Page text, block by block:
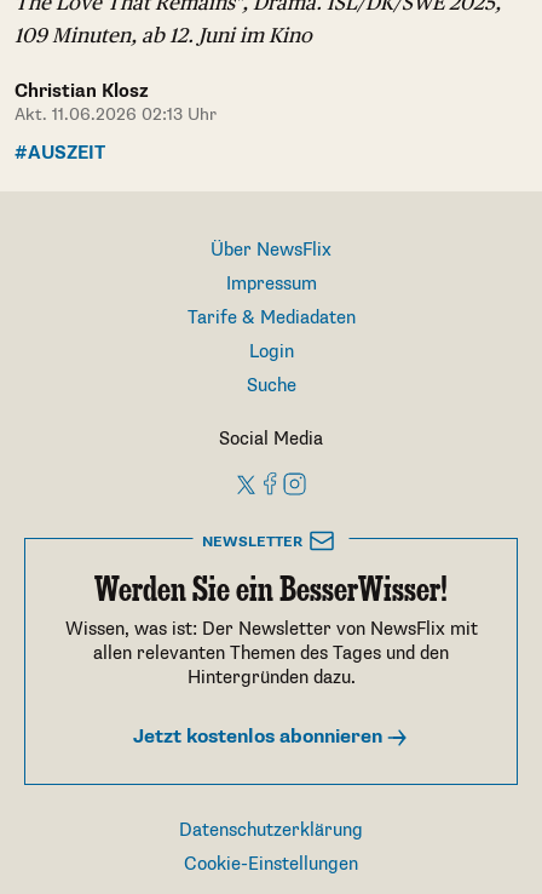
109 Minuten, ab 12. Juni im Kino
Christian Klosz
Akt. 11.06.2026 02:13 Uhr
#AUSZEIT
Über NewsFlix
Impressum
Tarife & Mediadaten
Login
Suche
Social Media
NEWSLETTER
Werden Sie ein BesserWisser!
Wissen, was ist: Der Newsletter von NewsFlix mit
allen relevanten Themen des Tages und den
Hintergründen dazu.
Jetzt kostenlos abonnieren
Datenschutzerklärung
Cookie-Einstellungen